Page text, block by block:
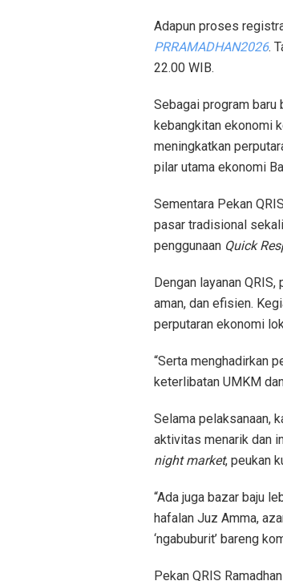
Adapun proses
PRRAMADHAN2026.
22.00 WIB.
Sebagai program baru
kebangkitan ekonomi
meningkatkan
pilar utama ekonomi
Sementara Pekan
pasar tradisional
penggunaan Quick
Dengan layanan
aman, dan efisien.
perputaran ekonomi
“Serta menghadirkan
keterlibatan UMKM
Selama pelaksanaan,
aktivitas menarik dan
night market, peukan
“Ada juga bazar baju
hafalan Juz Amma,
‘ngabuburit’ bareng
Pekan QRIS